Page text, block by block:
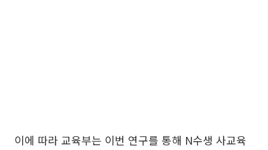
이에 따라 교육부는 이번 연구를 통해 N수생 사교육